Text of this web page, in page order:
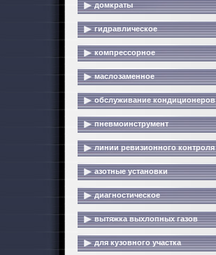
домкраты
гидравлическое
компрессорное
маслозаменное
обслуживание кондиционеров
пневмоинструмент
линии ревизионного контроля
азотные установки
диагностическое
вытяжка выхлопных газов
для кузовного участка